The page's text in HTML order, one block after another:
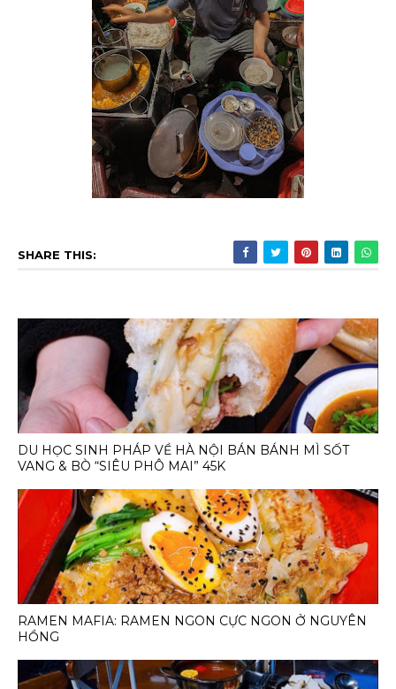
SHARE THIS:
DU HỌC SINH PHÁP VỀ HÀ NỘI BÁN BÁNH MÌ SỐT
VANG & BÒ “SIÊU PHÔ MAI” 45K
RAMEN MAFIA: RAMEN NGON CỰC NGON Ở NGUYÊN
HỒNG